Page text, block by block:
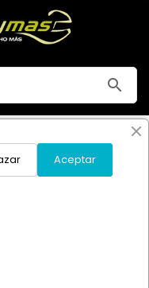
search
MASILLA LATEX
más productos.
Aceptar